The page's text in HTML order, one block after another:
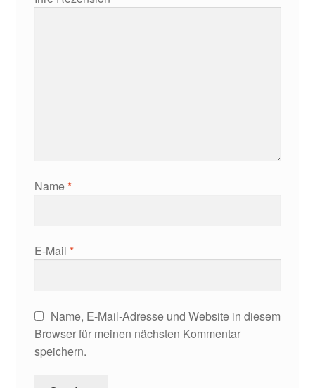
Name*
E-Mail *
Name, E-Mail-Adresse und Website in diesem
Browser für meinen nächsten Kommentar
speichern.